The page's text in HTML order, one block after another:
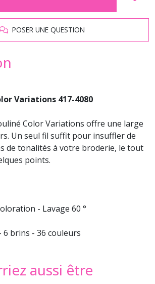
POSER UNE QUESTION
Variations 417-4080
Color Variations offre une large
Un seul fil suffit pour insuffler de
de tonalités à votre broderie, le tout
points.
- Lavage 60 °
6 brins - 36 couleurs
aussi être